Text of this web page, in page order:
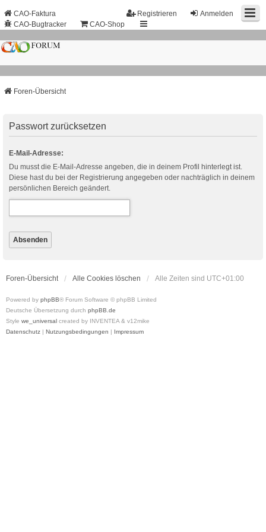
Anmelden
Registrieren
CAO-Faktura
CAO-Bugtracker
CAO-Shop
Foren-Übersicht
Passwort zurücksetzen
E-Mail-Adresse:
Du musst die E-Mail-Adresse angeben, die in deinem Profil hinterlegt ist.
Diese hast du bei der Registrierung angegeben oder nachträglich in deinem
persönlichen Bereich geändert.
Foren-Übersicht Alle Cookies löschen Alle Zeiten sind UTC+01:00
Powered by phpBB® Forum Software © phpBB Limited
Deutsche Übersetzung durch phpBB.de
Style we_universal created by INVENTEA & v12mike
Datenschutz | Nutzungsbedingungen | Impressum